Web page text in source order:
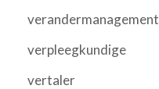
verandermanagement
verpleegkundige
vertaler